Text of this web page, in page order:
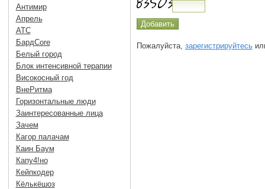
Пожалуйста, зарегистрируйтесь
Антимир
Апрель
АТС
БардCore
Белый город
Блок интенсивной терапии
Високосный год
ВнеРитма
Горизонтальные люди
Заинтересованные лица
Зачем
Кагор палачам
Каин Баум
Капу4!но
Кейпкодер
Кёлькёшоз